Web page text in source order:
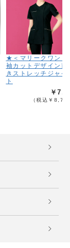
★＜マリークワント
袖カットデザイン前
きストレッチジャケ
ト
￥
（税込￥